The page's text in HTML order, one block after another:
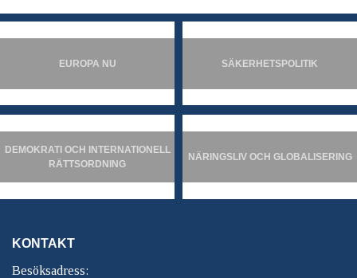
EUROPA NU SÄKERHETSPOLITIK
DEMOKRATI OCH INTERNATIONELL
RÄTTSORDNING
NÄRINGSLIV OCH GLOBALISERING
KONTAKT
Besöksadress: